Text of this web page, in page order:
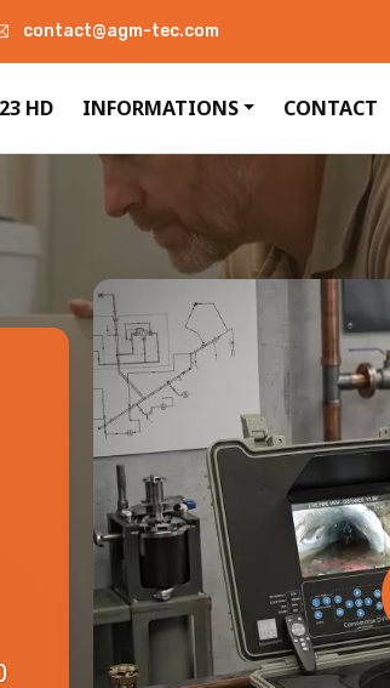
contact@agm-tec.com
HD INFORMATIONS CONTACT